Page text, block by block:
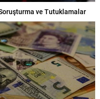
ve Tutuklamalar